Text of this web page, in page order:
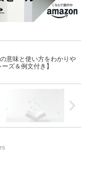
の意味と使い方をわかりや
ズ＆例文付き】